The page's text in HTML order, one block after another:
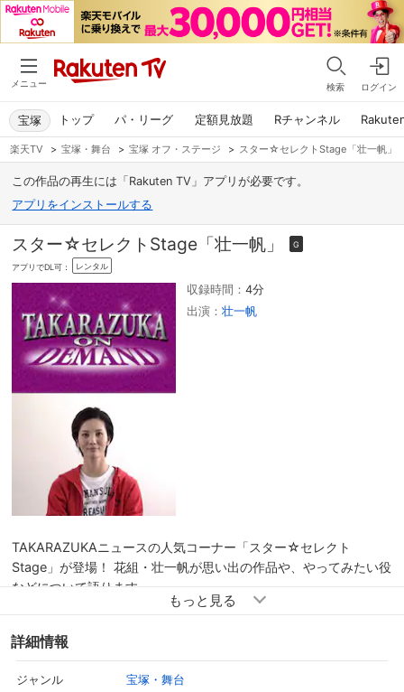
メニュー 検索 ログイン
トップ パ・リーグ 定額見放題 Rチャンネル
宝塚
楽天TV > 宝塚・舞台 > 宝塚 オフ・ステージ > スター☆セレクトStage「壮一帆」
この作品の再生には「Rakuten TV」アプリが必要です。
アプリをインストールする
スター☆セレクトStage「壮一帆」 G
アプリでDL可： レンタル
収録時間：4分
出演：壮一帆
TAKARAZUKAニュースの人気コーナー「スター☆セレクト
Stage」が登場！ 花組・壮一帆が思い出の作品や、やってみたい役
などについて語ります。
詳細情報
ジャンル 宝塚・舞台